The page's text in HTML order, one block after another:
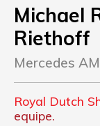
Michael
Riethoff
Mercedes
Royal Dutch
equipe.